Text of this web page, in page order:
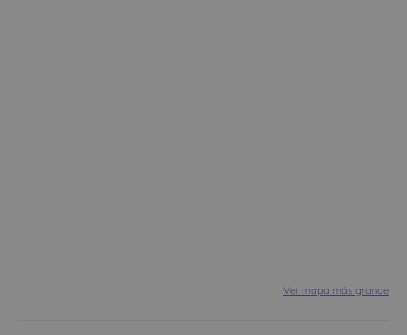
Ver mapa más grande